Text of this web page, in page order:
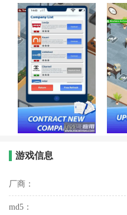
游戏信息
厂商：
md5：